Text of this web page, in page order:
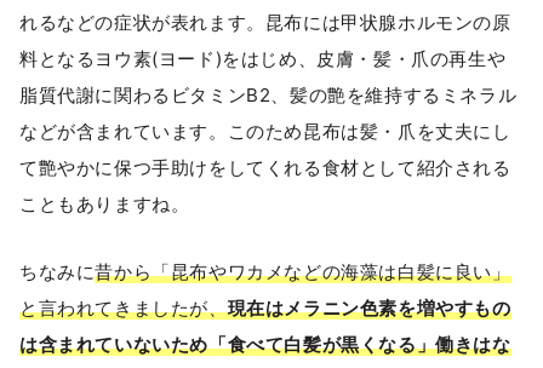
れるなどの症状が表れます。昆布には甲状腺ホルモンの原
料となるヨウ素(ヨード)をはじめ、皮膚・髪・爪の再生や
脂質代謝に関わるビタミンB2、髪の艶を維持するミネラル
などが含まれています。このため昆布は髪・爪を丈夫にし
て艶やかに保つ手助けをしてくれる食材として紹介される
こともありますね。
ちなみに昔から「昆布やワカメなどの海藻は白髪に良い」
と言われてきましたが、現在はメラニン色素を増やすもの
は含まれていないため「食べて白髪が黒くなる」働きはな